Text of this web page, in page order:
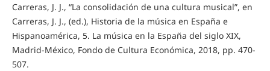
Carreras, J. J., “La consolidación de una cultura musical”, en
Carreras, J. J., (ed.), Historia de la música en España e
Hispanoamérica, 5. La música en la España del siglo XIX,
Madrid-México, Fondo de Cultura Económica, 2018, pp. 470-
507.